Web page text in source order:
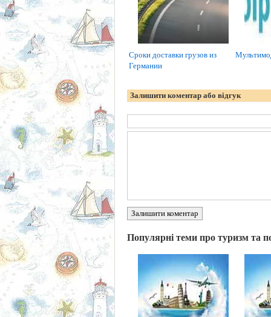
Сроки доставки грузов из
Германии
Залишити коментар або відгук
Залишити коментар
Популярні теми про туризм та